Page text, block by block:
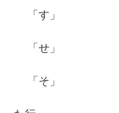
「す」
「せ」
「そ」